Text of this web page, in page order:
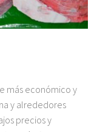
más económico y
y alrededores
precios y